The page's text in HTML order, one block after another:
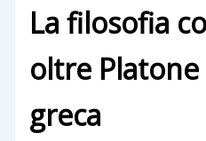
La filosofia
oltre Platone
greca